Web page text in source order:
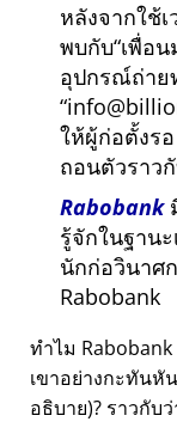
หลังจากใช้
พบกับ เพื่อน
อุปกรณ์ถ่าย
ให้ผู้ก่อตั้งร
ถอนตัวราว
Rabobank
รู้จักในฐาน
นักก่อวินาศ
Rabobank
ทำไม
เขาอย่างกะทันหัน
อธิบาย)? ราวกับ